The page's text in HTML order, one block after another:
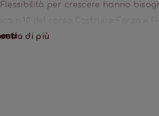
per crescere hanno
di più